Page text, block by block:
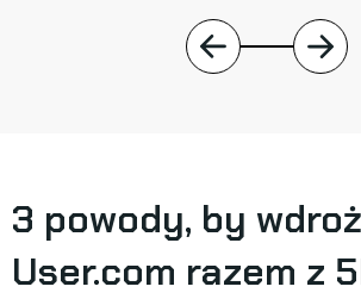
3 powody, by
User.com razem z